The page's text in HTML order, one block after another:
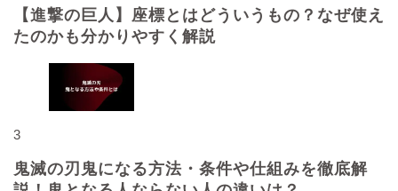
【進撃の巨人】座標とはどういうもの？なぜ使え
たのかも分かりやすく解説
3
鬼滅の刃鬼になる方法・条件や仕組みを徹底解